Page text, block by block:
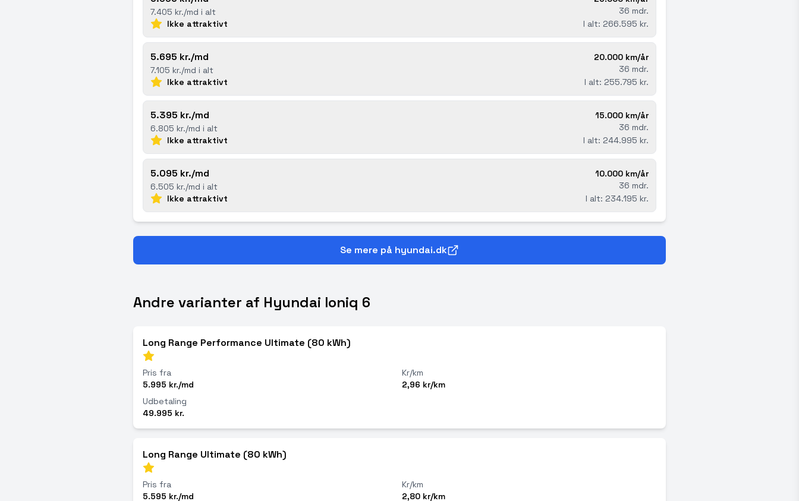
7.405 kr./md i alt
36 mdr.
Ikke attraktivt
I alt: 266.595 kr.
5.695 kr./md
7.105 kr./md i alt
20.000 km/år
36 mdr.
Ikke attraktivt
I alt: 255.795 kr.
5.395 kr./md
6.805 kr./md i alt
15.000 km/år
36 mdr.
Ikke attraktivt
I alt: 244.995 kr.
5.095 kr./md
6.505 kr./md i alt
10.000 km/år
36 mdr.
Ikke attraktivt
I alt: 234.195 kr.
Se mere på hyundai.dk
Andre varianter af Hyundai Ioniq 6
Long Range Performance Ultimate (80 kWh)
Pris fra
5.995 kr./md
Kr/km
2,96 kr/km
Udbetaling
49.995 kr.
Long Range Ultimate (80 kWh)
Pris fra
5.595 kr./md
Kr/km
2,80 kr/km